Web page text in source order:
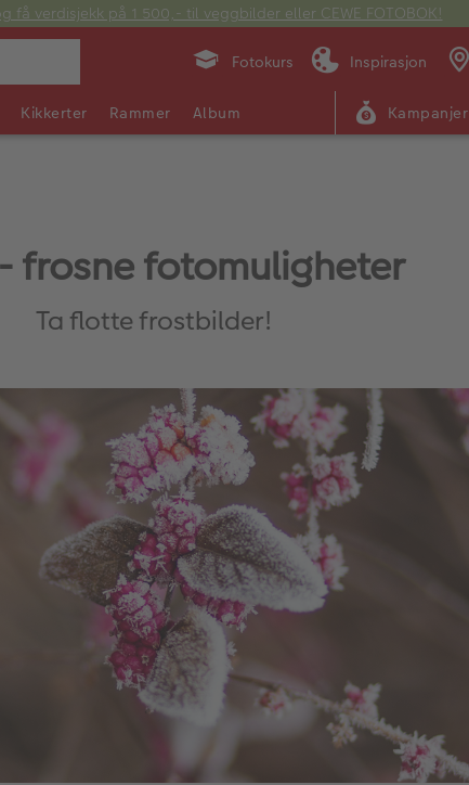
få verdisjekk på 1 500,- til veggbilder eller CEWE FOTOBOK!
Fotokurs Inspirasjon
Kikkerter Rammer Album Kampanjer
frosne fotomuligheter
Ta flotte frostbilder!